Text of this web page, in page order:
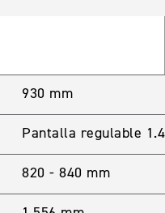
930 mm
Pantalla regulable
820 - 840 mm